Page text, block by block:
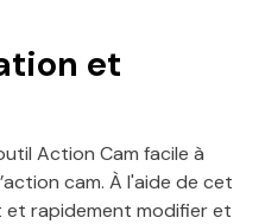
et
Action Cam facile à
cam. À l'aide de cet
et rapidement modifier et